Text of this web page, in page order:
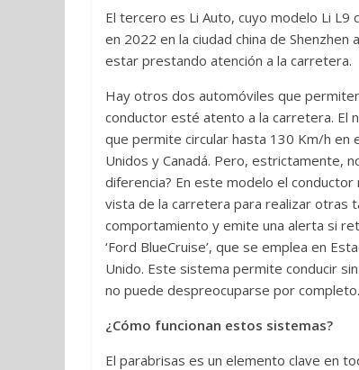
El tercero es Li Auto, cuyo modelo Li L9
en 2022 en la ciudad china de
estar prestando atención a la carretera.
Hay otros dos automóviles que
conductor esté atento a la carretera. El
que permite circular hasta 130 Km/h en
Unidos y Canadá. Pero, estrictamente,
diferencia? En este modelo el
vista de la carretera para realizar otras
comportamiento y emite una alerta si
‘Ford BlueCruise’, que se emplea en
Unido. Este sistema permite conducir
no puede despreocuparse por completo.
¿Cómo funcionan estos sistemas?
El parabrisas es un elemento clave en